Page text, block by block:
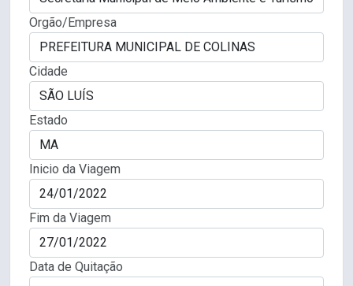
Orgão/Empresa
Cidade
Estado
Inicio da Viagem
Fim da Viagem
Data de Quitação